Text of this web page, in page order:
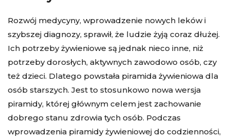
Rozwój medycyny, wprowadzenie nowych leków i
szybszej diagnozy, sprawił, że ludzie żyją coraz dłużej.
Ich potrzeby żywieniowe są jednak nieco inne, niż
potrzeby dorosłych, aktywnych zawodowo osób, czy
też dzieci. Dlatego powstała piramida żywieniowa dla
osób starszych. Jest to stosunkowo nowa wersja
piramidy, której głównym celem jest zachowanie
dobrego stanu zdrowia tych osób. Podczas
wprowadzenia piramidy żywieniowej do codzienności,